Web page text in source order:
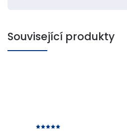
Související produkty